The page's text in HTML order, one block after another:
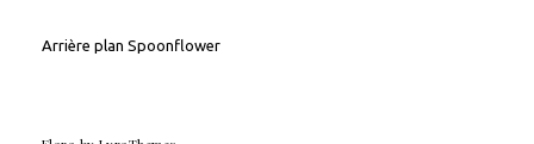
Arrière plan Spoonflower